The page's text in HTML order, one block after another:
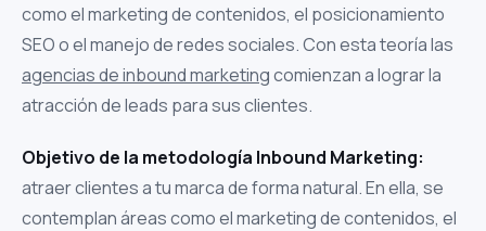
como el marketing de contenidos, el posicionamiento
SEO o el manejo de redes sociales. Con esta teoría las
agencias de inbound marketingcomienzan a lograr la
atracción de leads para sus clientes.
Objetivo de la metodología Inbound Marketing:
atraer clientes a tu marca de forma natural. En ella, se
contemplan áreas como el marketing de contenidos, el